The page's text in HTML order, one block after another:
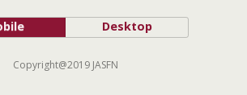
Desktop
Copyright@2019 JASFN